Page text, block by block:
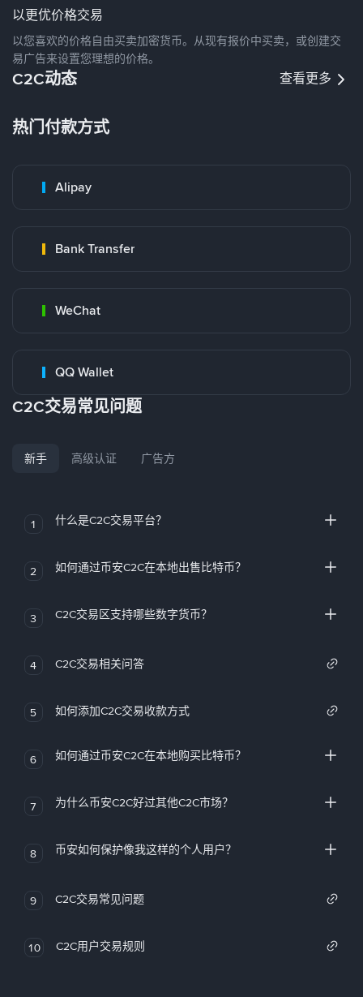
以更优价格交易
以您喜欢的价格自由买卖加密货币。从现有报价中买卖，或创建交
易广告来设置您理想的价格。
C2C动态 查看更多
热门付款方式
Alipay
Bank Transfer
WeChat
QQ Wallet
C2C交易常见问题
新手 高级认证 广告方
1 什么是C2C交易平台？
2 如何通过币安C2C在本地出售比特币？
3 C2C交易区支持哪些数字货币？
4 C2C交易相关问答
5 如何添加C2C交易收款方式
6 如何通过币安C2C在本地购买比特币？
7 为什么币安C2C好过其他C2C市场？
8 币安如何保护像我这样的个人用户？
9 C2C交易常见问题
10 C2C用户交易规则